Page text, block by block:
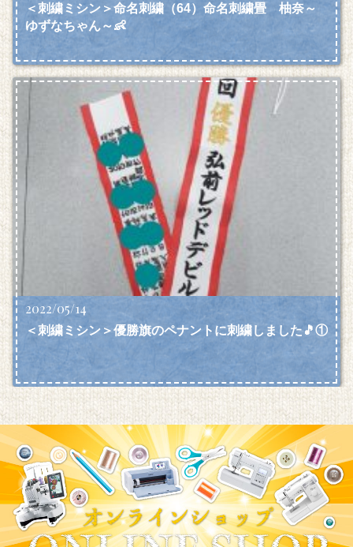
＜刺繍ミシン＞命名刺繍（64）命名刺繍畳 柚奈～
ゆずなちゃん～👶
2022/05/14
＜刺繍ミシン＞優勝旗のペナントに刺繍しました🎵①